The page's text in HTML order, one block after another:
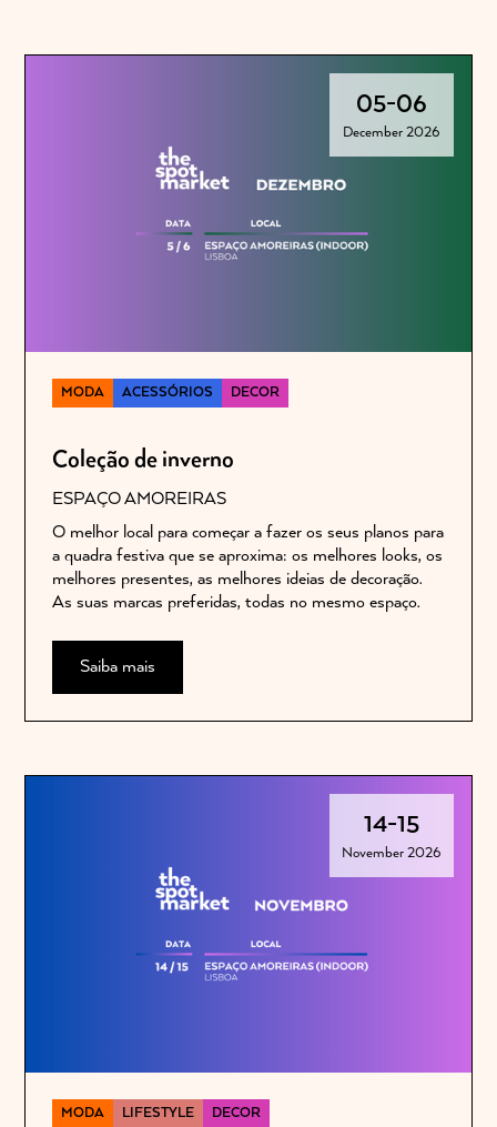
05-06
December 2026
MODA ACESSÓRIOS DECOR
Coleção de inverno
ESPAÇO AMOREIRAS
O melhor local para começar a fazer os seus planos para
a quadra festiva que se aproxima: os melhores looks, os
melhores presentes, as melhores ideias de decoração.
As suas marcas preferidas, todas no mesmo espaço.
Saiba mais
14-15
November 2026
MODA LIFESTYLE DECOR